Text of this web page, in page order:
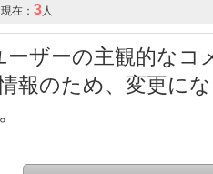
現在： 3 人
ザーの主観的なコ
報のため、変更に